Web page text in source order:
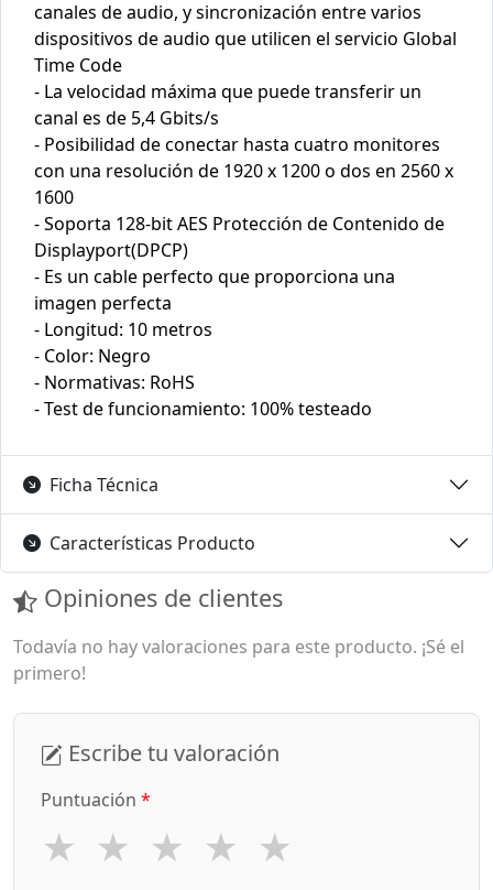
canales de audio, y sincronización entre varios
dispositivos de audio que utilicen el servicio Global
Time Code
- La velocidad máxima que puede transferir un
canal es de 5,4 Gbits/s
- Posibilidad de conectar hasta cuatro monitores
con una resolución de 1920 x 1200 o dos en 2560 x
1600
- Soporta 128-bit AES Protección de Contenido de
Displayport(DPCP)
- Es un cable perfecto que proporciona una
imagen perfecta
- Longitud: 10 metros
- Color: Negro
- Normativas: RoHS
- Test de funcionamiento: 100% testeado
Ficha Técnica
Características Producto
Opiniones de clientes
Todavía no hay valoraciones para este producto. ¡Sé el
primero!
Escribe tu valoración
Puntuación *
★ ★ ★ ★ ★